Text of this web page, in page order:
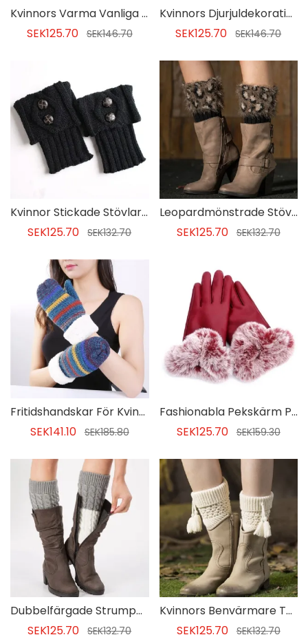
Kvinnors Varma Vanliga Vinterhandskar
SEK125.70 SEK146.70
Kvinnors Djurjuldekoration Ljusfärg
SEK125.70
SEK146.70
Kvinnor Stickade Stövlar Manschetter Fäste Strumpor
SEK125.70
SEK132.70
Leopardmönstrade Stövlar För Manschettstrumpor
SEK125.70 SEK132.70
Fritidshandskar För Kvinnor Med Avslappnad Rand
SEK141.10 SEK185.80
Fashionabla Pekskärm Pu-hårbollshandskar För Kvinnor
SEK125.70 SEK159.30
Dubbelfärgade Strumpor För Benvärmare
SEK125.70
SEK132.70
Kvinnors Benvärmare Tofsar Strumpor
SEK125.70 SEK132.70